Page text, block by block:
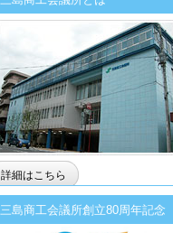
詳細はこちら
三島商工会議所創立80周年記念